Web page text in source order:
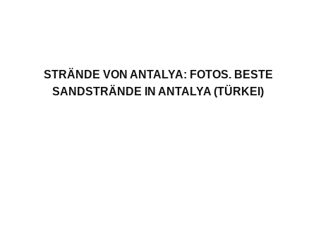
STRÄNDE VON ANTALYA: FOTOS. BESTE
SANDSTRÄNDE IN ANTALYA (TÜRKEI)